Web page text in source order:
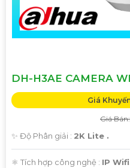
DH-H3AE CAMERA
Giá
Giá
✨ Độ Phân giải : 2K Lite .
⚛️ Tích hợp công nghệ : IP